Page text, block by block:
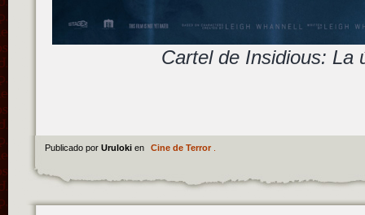
Cartel de Insidious: La
Publicado por Uruloki en Cine de Terror.